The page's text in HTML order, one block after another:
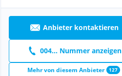
Anbieter kontaktieren
004... Nummer anzeigen
Mehr von diesem Anbieter 127